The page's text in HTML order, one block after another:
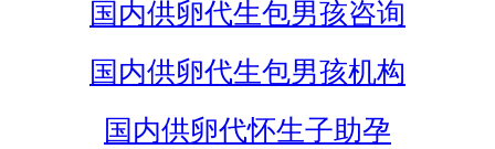
国内供卵代生包男孩咨询
国内供卵代生包男孩机构
国内供卵代怀生子助孕